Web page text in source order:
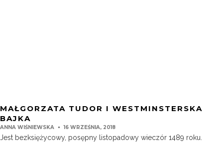
MAŁGORZATA TUDOR I WESTMINSTERSKA
BAJKA
ANNA WIŚNIEWSKA 16 WRZEŚNIA, 2018
Jest bezksiężycowy, posępny listopadowy wieczór 1489 roku.